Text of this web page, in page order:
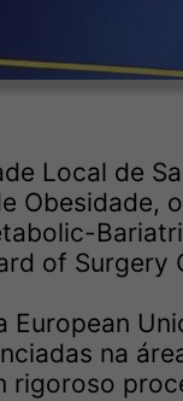
Local de
Obesidade,
of Surgery
na